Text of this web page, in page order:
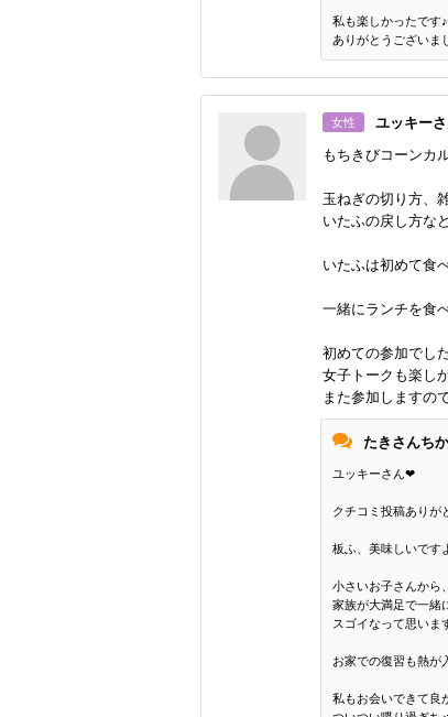
私も楽しかったです♪
ありがとうございま
女性 ユッキー
もちきびコーンカ
玉ねぎの切り方、
いたふの戻し方な
いたふは初めて食
一緒にランチを食
初めての参加でし
女子トークも楽し
また参加しますの
たきさんち
ユッキーさん❤
クチコミ投稿ありが
板ふ、美味しいです
小さいお子さんから
家族が大満足で一緒
スゴイなって思いま
お家での復習も熱が
私もお会いできて良